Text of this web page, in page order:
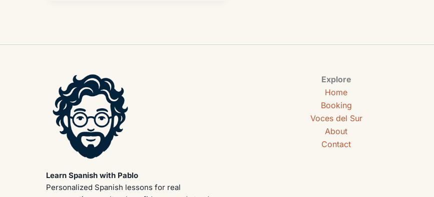
Learn Spanish with Pablo
Personalized Spanish lessons for real
Explore
Home
Booking
Voces del Sur
About
Contact